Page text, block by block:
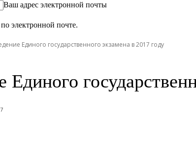
Ваш адрес электронной почты
электронной почте.
Единого государственного экзамена в 2017 году
Единого